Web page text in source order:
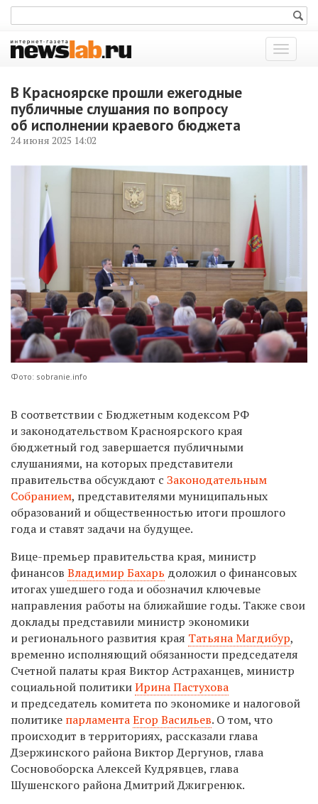
Показать
меню
В Красноярске прошли ежегодные
публичные слушания по вопросу
об исполнении краевого бюджета
24 июня 2025 14:02
Фото: sobranie.info
В соответствии с Бюджетным кодексом РФ
и законодательством Красноярского края
бюджетный год завершается публичными
слушаниями, на которых представители
правительства обсуждают с Законодательным
Собранием, представителями муниципальных
образований и общественностью итоги прошлого
года и ставят задачи на будущее.
Вице-премьер правительства края, министр
финансов Владимир Бахарь доложил о финансовых
итогах ушедшего года и обозначил ключевые
направления работы на ближайшие годы. Также свои
доклады представили министр экономики
и регионального развития края Татьяна Магдибур,
временно исполняющий обязанности председателя
Счетной палаты края Виктор Астраханцев, министр
социальной политикиИрина Пастухова
и председатель комитета по экономике и налоговой
политике парламентаЕгор Васильев. О том, что
происходит в территориях, рассказали глава
Дзержинского района Виктор Дергунов, глава
Сосновоборска Алексей Кудрявцев, глава
Шушенского района Дмитрий Джигренюк.